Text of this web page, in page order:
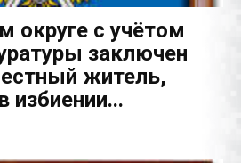
округе с учётом
заключен
житель,
избиении...